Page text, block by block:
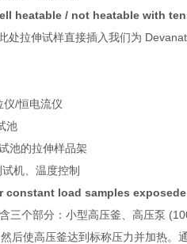
heatable / not heatable with
处拉伸试样直接插入我们为
/恒电流仪
池
池的拉伸样品架
机、温度控制
constant load samples
三个部分：小型高压釜、高压泵
后使高压釜达到标称压力并加热